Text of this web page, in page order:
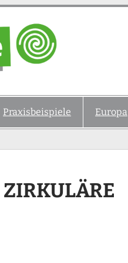
Praxisbeispiele Europa
ZIRKULÄRE